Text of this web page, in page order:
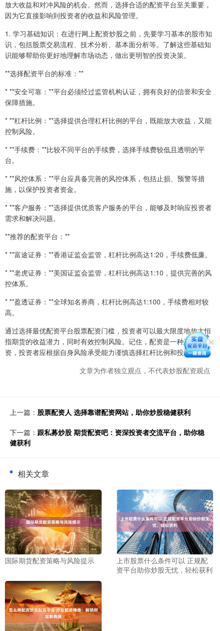
放大收益和对冲风险的机会。然而，选择合适的配资平台至关重要，
因为它直接影响到投资者的收益和风险管理。
1. 学习基础知识：在进行网上配资炒股之前，先要学习基本的股市知
识，包括股票交易流程、技术分析、基本面分析等。了解这些基础知
识能够帮助你更好地理解市场动态，做出更明智的投资决策。
**选择配资平台的标准：**
* **安全可靠：**平台必须经过监管机构认证，拥有良好的信誉和安全
保障措施。
* **杠杆比例：**选择提供合理杠杆比例的平台，既能放大收益，又能
控制风险。
* **手续费：**比较不同平台的手续费，选择手续费较低且透明的平
台。
* **风控体系：**平台应具备完善的风控体系，包括止损、预警等措
施，以保护投资者资金。
* **客户服务：**选择提供优质客户服务的平台，能够及时响应投资者
需求和解决问题。
**推荐的配资平台：**
* **富途证券：**香港证监会监管，杠杆比例高达1:20，手续费低廉。
* **老虎证券：**美国证监会监管，杠杆比例高达1:10，提供完善的风
控体系。
* **盈透证券：**全球知名券商，杠杆比例高达1:100，手续费相对较
高。
通过选择最优配资平台股票配资门槛，投资者可以最大限度地放大恒
指期货的收益潜力，同时有效控制风险。记住，配资是一种高风险投
资，投资者应根据自身风险承受能力谨慎选择杠杆比例和投资金额。
文章为作者独立观点，不代表炒股配资观点
上一篇： 股票配资人 选择靠谱配资网站，助你炒股稳健获利
下一篇： 跟私募炒股 期货配资吧：资深投资者交流平台，助你稳
健获利
相关文章
国际期货配资策略与风险提示
上市股票什么条件可以 正规配
资平台助你炒股无忧，轻松获利